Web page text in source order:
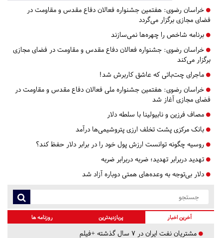
خراسان رضوی: هفتمین جشنواره فعالان دفاع مقدس و مقاومت در
فضای مجازی برگزار می‌گردد
برنامه شاخص را چهره‌ها نمی‌سازند
خراسان رضوی: جشنواره فعالان دفاع مقدس و مقاومت در فضای مجازی
برگزار می‌کند
ماجرای چت‌باتی که عاشق کاربرش شد!
خراسان رضوی: هفتمین جشنواره ملی فعالان دفاع مقدس و مقاومت در
فضای مجازی آغاز شد
مصاف فرزین و نابیولینا با سلطه دلار
بانک مرکزی پشت تخلف ارزی پتروشیمی‌ها درآمد
روسیه چگونه توانست ارزش پول خود را در برابر دلار حفظ کند؟
تهدید دربرابر تهدید؛ ضربه دربرابر ضربه
دلار بی‌توجه به وعده‌های همتی دوباره آزاد شد
آخرین اخبار پربازدیدترین روزنامه ها
مشتریان نفت ایران در ۷ سال گذشته +فیلم